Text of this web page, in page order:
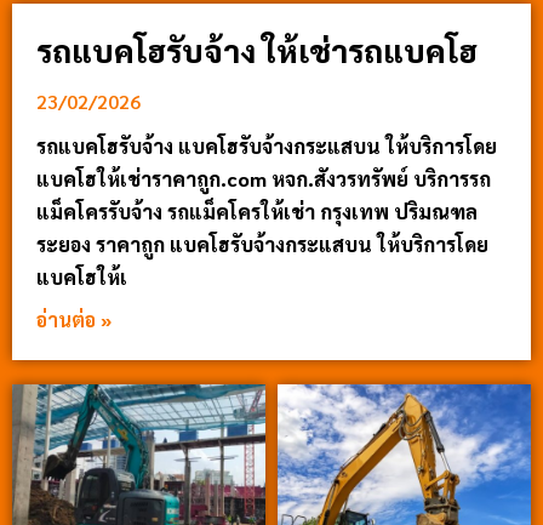
รถแบคโฮรับจ้าง ให้เช่ารถแบคโฮ
23/02/2026
รถแบคโฮรับจ้าง แบคโฮรับจ้างกระแสบน ให้บริการโดย
แบคโฮให้เช่าราคาถูก.com หจก.สังวรทรัพย์ บริการรถ
แม็คโครรับจ้าง รถแม็คโครให้เช่า กรุงเทพ ปริมณฑล
ระยอง ราคาถูก แบคโฮรับจ้างกระแสบน ให้บริการโดย
แบคโฮให้เ
อ่านต่อ »